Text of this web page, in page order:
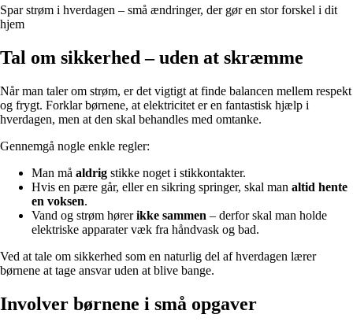
Spar strøm i hverdagen – små ændringer, der gør en stor forskel i dit
hjem
Tal om sikkerhed – uden at skræmme
Når man taler om strøm, er det vigtigt at finde balancen mellem respekt
og frygt. Forklar børnene, at elektricitet er en fantastisk hjælp i
hverdagen, men at den skal behandles med omtanke.
Gennemgå nogle enkle regler:
Man må aldrig stikke noget i stikkontakter.
Hvis en pære går, eller en sikring springer, skal man altid hente
en voksen.
Vand og strøm hørerikke sammen – derfor skal man holde
elektriske apparater væk fra håndvask og bad.
Ved at tale om sikkerhed som en naturlig del af hverdagen lærer
børnene at tage ansvar uden at blive bange.
Involver børnene i små opgaver